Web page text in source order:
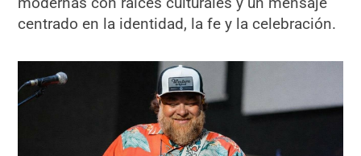
centrado en la identidad, la fe y la celebración.